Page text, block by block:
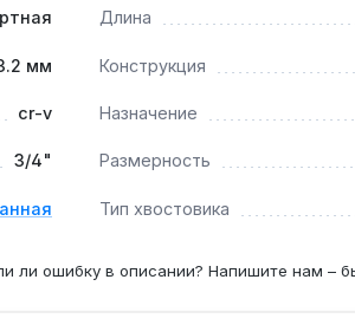
Длина
мм Конструкция
cr-v Назначение
3/4" Размерность
Тип хвостовика
ли ошибку в описании? Напишите нам –